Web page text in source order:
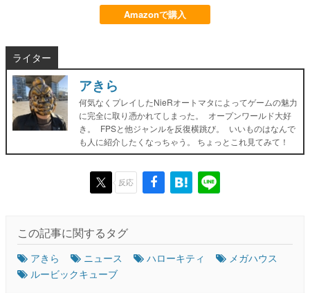
Amazonで購入
ライター
アきら
何気なくプレイしたNieRオートマタによってゲームの魅力
に完全に取り憑かれてしまった。 オープンワールド大好
き。 FPSと他ジャンルを反復横跳び。 いいものはなんで
も人に紹介したくなっちゃう。 ちょっとこれ見てみて！
反応
この記事に関するタグ
アきら ニュース ハローキティ
メガハウス
ルービックキューブ